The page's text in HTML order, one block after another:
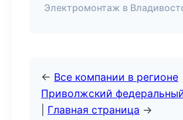
Электромонтаж в
← Все компании в регионе
Приволжский
Главная страница →